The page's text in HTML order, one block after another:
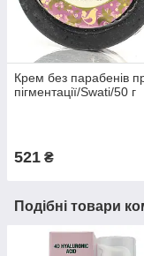
Крем без парабенів
пігментації/Swati/50 г
521 ₴
Подібні товари